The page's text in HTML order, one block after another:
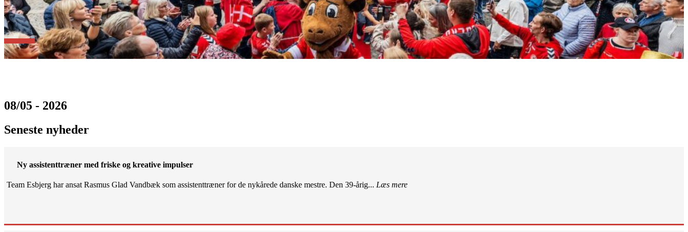
08/05 - 2026
Seneste nyheder
Ny assistenttræner med friske og kreative impulser
Team Esbjerg har ansat Rasmus Glad Vandbæk som assistenttræner for de nykårede danske mestre. Den 39-årig... Læs mere